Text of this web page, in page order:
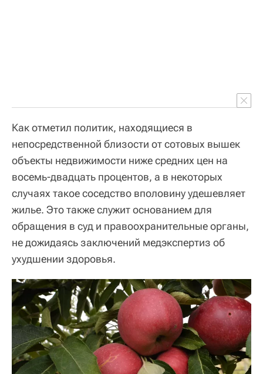
Как отметил политик, находящиеся в
непосредственной близости от сотовых вышек
объекты недвижимости ниже средних цен на
восемь-двадцать процентов, а в некоторых
случаях такое соседство вполовину удешевляет
жилье. Это также служит основанием для
обращения в суд и правоохранительные органы,
не дожидаясь заключений медэкспертиз об
ухудшении здоровья.